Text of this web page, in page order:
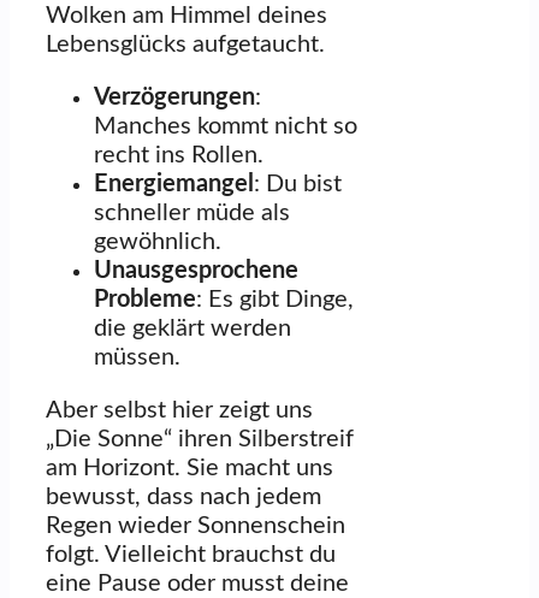
Wolken am Himmel deines
Lebensglücks aufgetaucht.
Verzögerungen:
Manches kommt nicht so
recht ins Rollen.
Energiemangel : Du bist
schneller müde als
gewöhnlich.
Unausgesprochene
Probleme: Es gibt Dinge,
die geklärt werden
müssen.
Aber selbst hier zeigt uns
„Die Sonne“ ihren Silberstreif
am Horizont. Sie macht uns
bewusst, dass nach jedem
Regen wieder Sonnenschein
folgt. Vielleicht brauchst du
eine Pause oder musst deine